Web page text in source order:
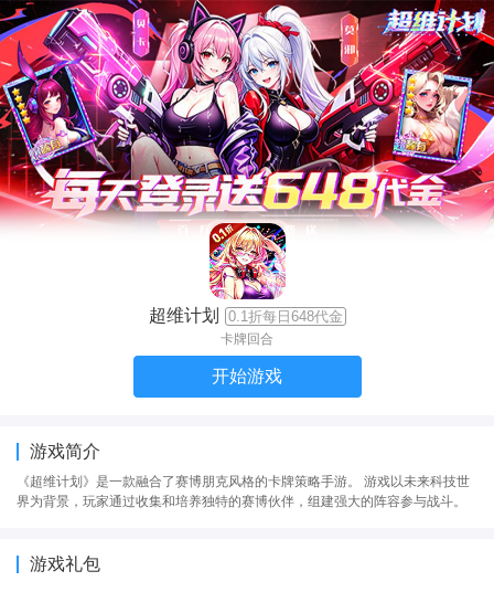
超维计划 0.1折每日648代金
卡牌回合
开始游戏
游戏简介
《超维计划》是一款融合了赛博朋克风格的卡牌策略手游。 游戏以未来科技世
界为背景，玩家通过收集和培养独特的赛博伙伴，组建强大的阵容参与战斗。
游戏礼包